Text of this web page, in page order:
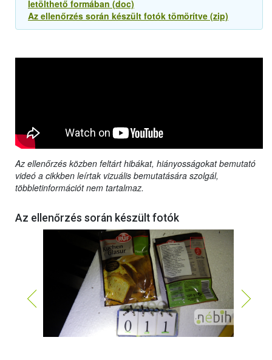
letölthető formában (doc)
Az ellenőrzés során készült fotók tömörítve (zip)
Az ellenőrzés közben feltárt hibákat, hiányosságokat bemutató
videó a cikkben leírtak vizuális bemutatására szolgál,
többletinformációt nem tartalmaz.
Az ellenőrzés során készült fotók